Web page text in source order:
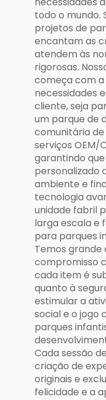
todo o mundo.
projetos de
encantam as
atendem às
rigorosas.
começa com
necessidades
cliente, seja
um parque de
comunitária
serviços OEM/
garantindo
personalizado
ambiente e
tecnologia
unidade fabril
larga escala e
para parques
Temos grande
compromisso
cada item é
quanto à
estimular a
social e o jogo
parques
Cada sessão
criação de
originais e
felicidade e a